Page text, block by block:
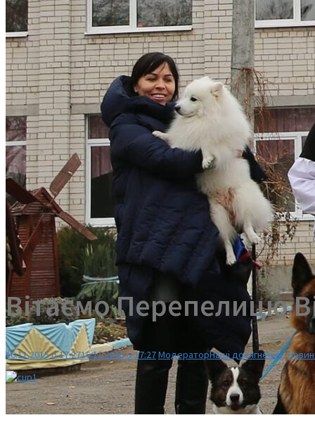
Вітаємо Перепелицю
16.11.2015 о 17:2716.11.2015 о 17:27МодераторНаші досягнення,